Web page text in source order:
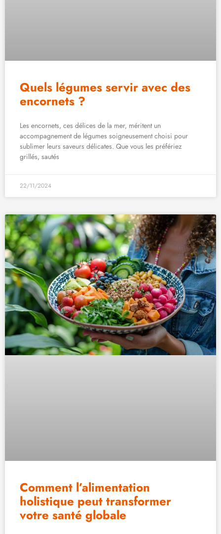
Quels légumes servir avec des
encornets ?
Les encornets, ces délices de la mer, méritent un
accompagnement de légumes soigneusement choisi pour
sublimer leurs saveurs délicates. Que vous les préfériez
grillés, sautés
22/11/2024
Comment l’alimentation
holistique peut transformer
votre santé globale